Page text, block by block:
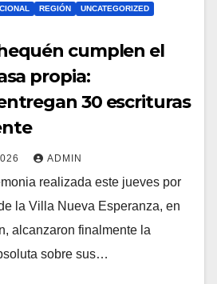
REGIÓN
UNCATEGORIZED
cumplen el
propia:
30 escrituras
ADMIN
realizada este jueves por
la Villa Nueva Esperanza, en
alcanzaron finalmente la
sobre sus…